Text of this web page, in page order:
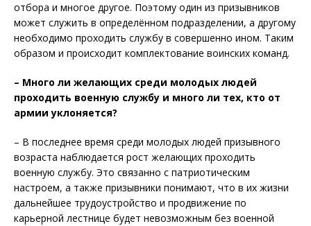
отбора и многое другое. Поэтому один из призывников
может служить в определённом подразделении, а другому
необходимо проходить службу в совершенно ином. Таким
образом и происходит комплектование воинских команд.
– Много ли желающих среди молодых людей
проходить военную службу и много ли тех, кто от
армии уклоняется?
– В последнее время среди молодых людей призывного
возраста наблюдается рост желающих проходить
военную службу. Это связанно с патриотическим
настроем, а также призывники понимают, что в их жизни
дальнейшее трудоустройство и продвижение по
карьерной лестнице будет невозможным без военной